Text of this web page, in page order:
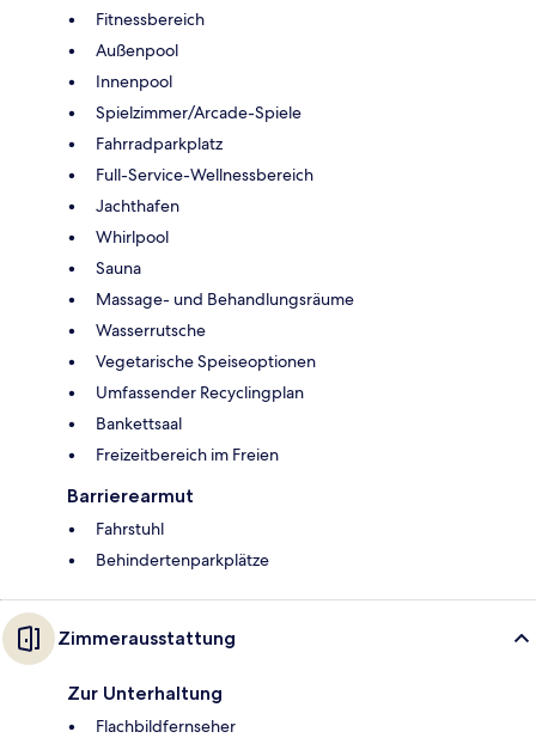
Fitnessbereich
Außenpool
Innenpool
Spielzimmer/Arcade-Spiele
Fahrradparkplatz
Full-Service-Wellnessbereich
Jachthafen
Whirlpool
Sauna
Massage- und Behandlungsräume
Wasserrutsche
Vegetarische Speiseoptionen
Umfassender Recyclingplan
Bankettsaal
Freizeitbereich im Freien
Barrierearmut
Fahrstuhl
Behindertenparkplätze
Zimmerausstattung
Zur Unterhaltung
Flachbildfernseher